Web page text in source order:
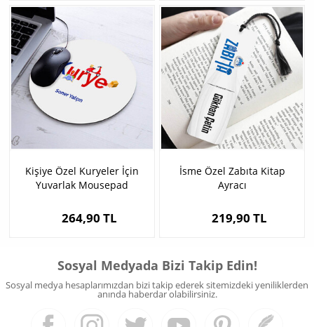
Kişiye Özel Kuryeler İçin
Yuvarlak Mousepad
264,90 TL
İsme Özel Zabıta Kitap
Ayracı
219,90 TL
Sosyal Medyada Bizi Takip Edin!
Sosyal medya hesaplarımızdan bizi takip ederek sitemizdeki yeniliklerden
anında haberdar olabilirsiniz.